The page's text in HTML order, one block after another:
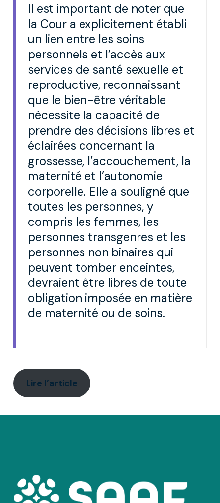
Il est important de noter que
la Cour a explicitement établi
un lien entre les soins
personnels et l’accès aux
services de santé sexuelle et
reproductive, reconnaissant
que le bien-être véritable
nécessite la capacité de
prendre des décisions libres et
éclairées concernant la
grossesse, l’accouchement, la
maternité et l’autonomie
corporelle. Elle a souligné que
toutes les personnes, y
compris les femmes, les
personnes transgenres et les
personnes non binaires qui
peuvent tomber enceintes,
devraient être libres de toute
obligation imposée en matière
de maternité ou de soins.
Lire l’article